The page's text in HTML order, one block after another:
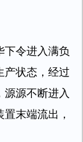
下令进入满负
产状态，经过
源源不断进入
末端流出，